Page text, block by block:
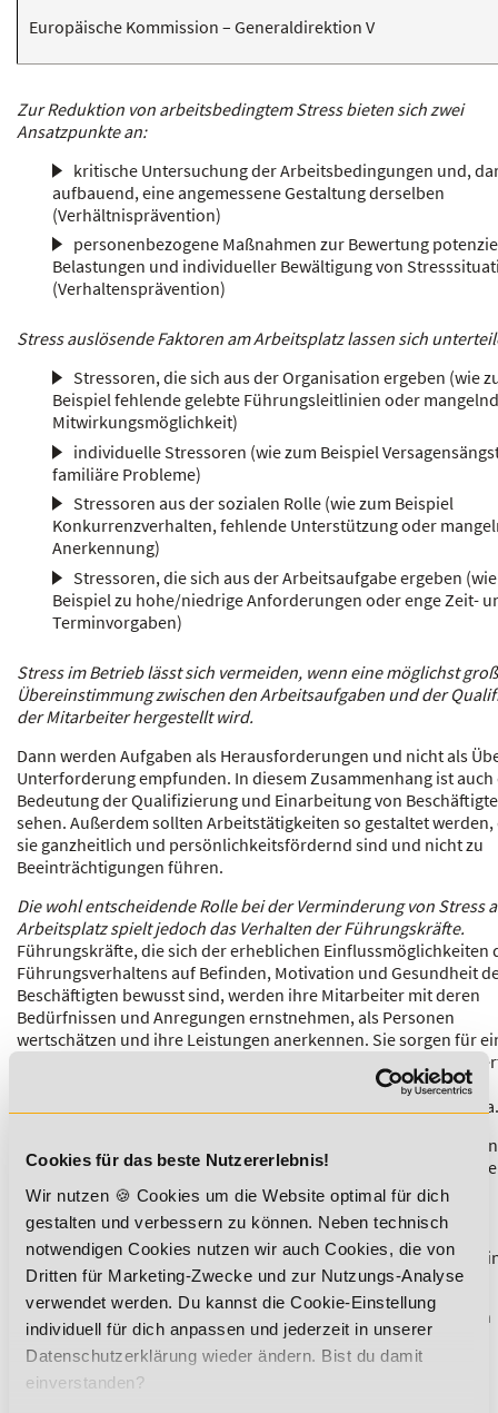
Cookies für das beste Nutzererlebnis!
Wir nutzen 🍪 Cookies um die Website optimal für dich
gestalten und verbessern zu können. Neben technisch
notwendigen Cookies nutzen wir auch Cookies, die von
Dritten für Marketing-Zwecke und zur Nutzungs-Analyse
verwendet werden. Du kannst die Cookie-Einstellung
individuell für dich anpassen und jederzeit in unserer
Datenschutzerklärung wieder ändern. Bist du damit
einverstanden?
Europäische Kommission – Generaldirektion V
Zur Reduktion von arbeitsbedingtem Stress bieten sich zwei
Ansatzpunkte an:
kritische Untersuchung der Arbeitsbedingungen und,
aufbauend, eine angemessene Gestaltung derselben
(Verhältnisprävention)
personenbezogene Maßnahmen zur Bewertung
Belastungen und individueller Bewältigung von
(Verhaltensprävention)
Stress auslösende Faktoren am Arbeitsplatz lassen sich
Stressoren, die sich aus der Organisation ergeben (wie
Beispiel fehlende gelebte Führungsleitlinien oder
Mitwirkungsmöglichkeit)
individuelle Stressoren (wie zum Beispiel
familiäre Probleme)
Stressoren aus der sozialen Rolle (wie zum Beispiel
Konkurrenzverhalten, fehlende Unterstützung oder
Anerkennung)
Stressoren, die sich aus der Arbeitsaufgabe ergeben
Beispiel zu hohe/niedrige Anforderungen oder enge Zeit-
Terminvorgaben)
Stress im Betrieb lässt sich vermeiden, wenn eine möglichst
Übereinstimmung zwischen den Arbeitsaufgaben und der
der Mitarbeiter hergestellt wird.
Dann werden Aufgaben als Herausforderungen und nicht als
Unterforderung empfunden. In diesem Zusammenhang ist auch
Bedeutung der Qualifizierung und Einarbeitung von
sehen. Außerdem sollten Arbeitstätigkeiten so gestaltet werden,
sie ganzheitlich und persönlichkeitsfördernd sind und nicht zu
Beeinträchtigungen führen.
Die wohl entscheidende Rolle bei der Verminderung von Stress
Arbeitsplatz spielt jedoch das Verhalten der Führungskräfte.
Führungskräfte, die sich der erheblichen Einflussmöglichkeiten
Führungsverhaltens auf Befinden, Motivation und Gesundheit
Beschäftigten bewusst sind, werden ihre Mitarbeiter mit deren
Bedürfnissen und Anregungen ernstnehmen, als Personen
wertschätzen und ihre Leistungen anerkennen. Sie sorgen für
offenen Kommunikationsstil in ihrem Arbeitsbereich, der auf
basiert, sind bereit, bei Konflikten rechtzeitig zu vermitteln, und
schaffen auf diese Weise ein leistungsförderliches Betriebsklima.
Stressprävention lässt sich am besten betreiben, wenn gezielt
inzwischen bekannten Stressauslösern angesetzt wird. Mögliche
Maßnahmen zurStresspräventionsind z. B.:
Über- und Unterforderung entgegenwirken
Organisatorische Abläufe effektiv gestalten und klar
Arbeit gerecht verteilen
Arbeitszeiten möglichst gesundheitsschonend gestalten
Informationsflut eindämmen
Unterbrechungen und Störungen vermeiden